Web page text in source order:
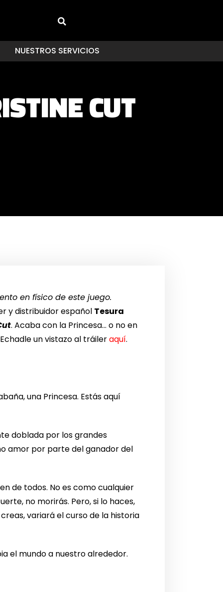
NUESTROS SERVICIOS
CUT
en físico de este juego.
y distribuidor español Tesura
. Acaba con la Princesa… o no en
un vistazo al tráileraquí.
una Princesa. Estás aquí
doblada por los grandes
amor por parte del ganador del
de todos. No es como cualquier
no morirás. Pero, si lo haces,
variará el curso de la historia
el mundo a nuestro alrededor.